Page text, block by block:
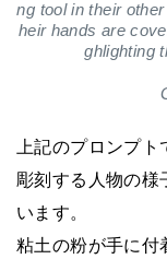
ng tool in their
heir hands are
ghlighting
上記のプロンプ
彫刻する人物の様
います。
粘土の粉が手に付